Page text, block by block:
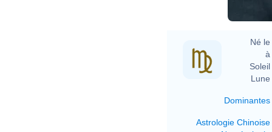
Né le
à
Soleil
Lune
Dominantes
Astrologie Chinoise